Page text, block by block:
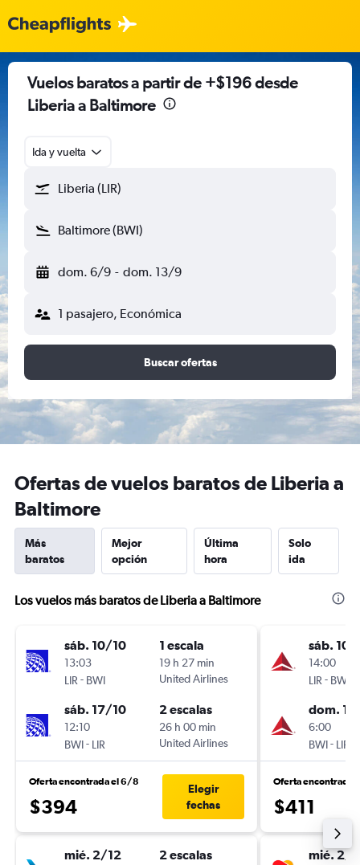
Vuelos baratos a partir de +$196 desde
Liberia a Baltimore
Ida y vuelta
Liberia (LIR)
Baltimore (BWI)
dom. 6/9 - dom. 13/9
1 pasajero, Económica
Buscar ofertas
Ofertas de vuelos baratos de Liberia a
Baltimore
Más
baratos
Mejor
opción
Última
hora
Solo
ida
Los vuelos más baratos de Liberia a Baltimore
sáb. 10/10
13:03
LIR - BWI
1 escala
19 h 27 min
United Airlines
sáb. 17/10
12:10
BWI- LIR
2 escalas
26 h 00 min
United Airlines
Oferta encontrada el 6/8
$394
Elegir
fechas
mié. 2/12 2 escalas
sáb. 10/
14:00
LIR - BWI
dom.
6:00
BWI- LIR
Oferta encontrada
$411
mié. 2/